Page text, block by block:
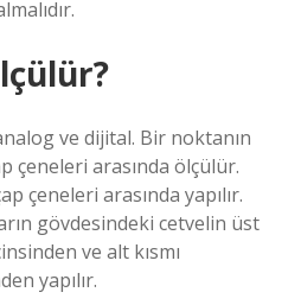
ve dijital. Bir noktanın
çeneleri arasında ölçülür.
çeneleri arasında yapılır.
gövdesindeki cetvelin üst
ve alt kısmı
yapılır.